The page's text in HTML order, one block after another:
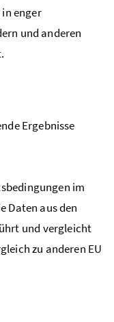
enger
und anderen
Ergebnisse
im
Daten aus den
und vergleicht
zu anderen EU